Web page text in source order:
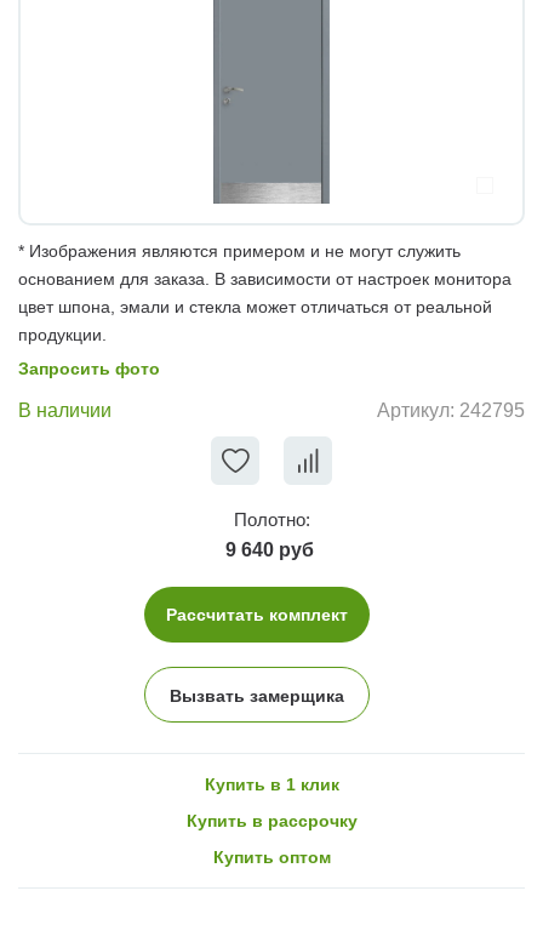
* Изображения являются примером и не могут служить
основанием для заказа. В зависимости от настроек монитора
цвет шпона, эмали и стекла может отличаться от реальной
продукции.
Запросить фото
В наличии Артикул: 242795
Полотно:
9 640 руб
Рассчитать комплект
Вызвать замерщика
Купить в 1 клик
Купить в рассрочку
Купить оптом